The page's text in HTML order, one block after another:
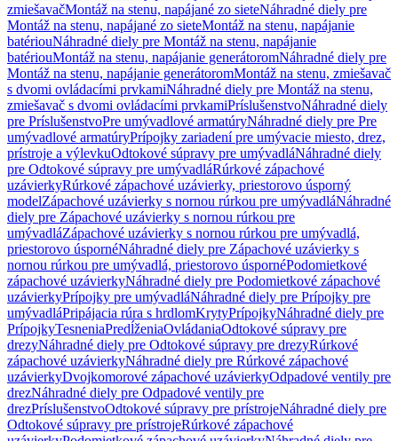
zmiešavačMontáž na stenu, napájané zo sieteNáhradné diely pre
Montáž na stenu, napájané zo sieteMontáž na stenu, napájanie
batériouNáhradné diely pre Montáž na stenu, napájanie
batériouMontáž na stenu, napájanie generátoromNáhradné diely pre
Montáž na stenu, napájanie generátoromMontáž na stenu, zmiešavač
s dvomi ovládacími prvkamiNáhradné diely pre Montáž na stenu,
zmiešavač s dvomi ovládacími prvkamiPríslušenstvoNáhradné diely
pre PríslušenstvoPre umývadlové armatúryNáhradné diely pre Pre
umývadlové armatúryPrípojky zariadení pre umývacie miesto, drez,
prístroje a výlevkuOdtokové súpravy pre umývadláNáhradné diely
pre Odtokové súpravy pre umývadláRúrkové zápachové
uzávierkyRúrkové zápachové uzávierky, priestorovo úsporný
modelZápachové uzávierky s nornou rúrkou pre umývadláNáhradné
diely pre Zápachové uzávierky s nornou rúrkou pre
umývadláZápachové uzávierky s nornou rúrkou pre umývadlá,
priestorovo úspornéNáhradné diely pre Zápachové uzávierky s
nornou rúrkou pre umývadlá, priestorovo úspornéPodomietkové
zápachové uzávierkyNáhradné diely pre Podomietkové zápachové
uzávierkyPrípojky pre umývadláNáhradné diely pre Prípojky pre
umývadláPripájacia rúra s hrdlomKrytyPrípojkyNáhradné diely pre
PrípojkyTesneniaPredĺženiaOvládaniaOdtokové súpravy pre
drezyNáhradné diely pre Odtokové súpravy pre drezyRúrkové
zápachové uzávierkyNáhradné diely pre Rúrkové zápachové
uzávierkyDvojkomorové zápachové uzávierkyOdpadové ventily pre
drezNáhradné diely pre Odpadové ventily pre
drezPríslušenstvoOdtokové súpravy pre prístrojeNáhradné diely pre
Odtokové súpravy pre prístrojeRúrkové zápachové